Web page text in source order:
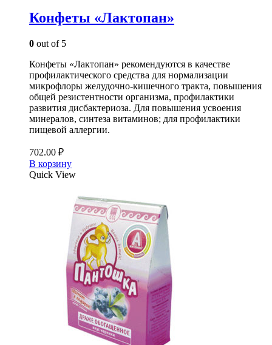
Конфеты «Лактопан»
0 out of 5
Конфеты «Лактопан» рекомендуются в качестве
профилактического средства для нормализации
микрофлоры желудочно-кишечного тракта, повышения
общей резистентности организма, профилактики
развития дисбактериоза. Для повышения усвоения
минералов, синтеза витаминов; для профилактики
пищевой аллергии.
702.00 ₽
В корзину
Quick View